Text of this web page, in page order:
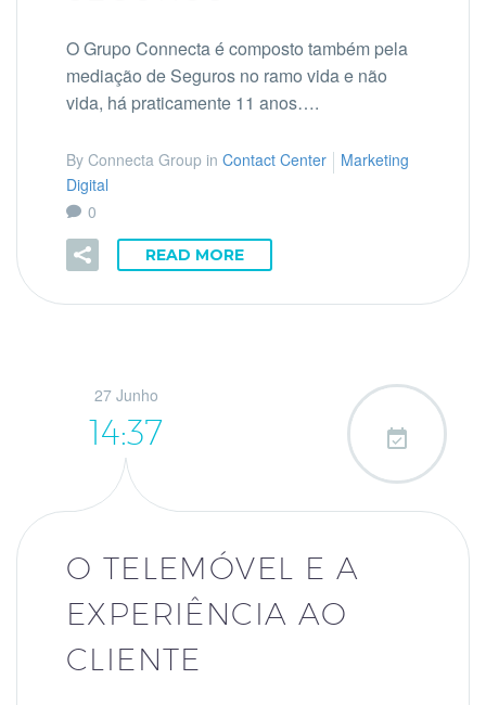
O Grupo Connecta é composto também pela
mediação de Seguros no ramo vida e não
vida, há praticamente 11 anos….
By Connecta Group in Contact Center
Marketing
Digital
0
READ MORE

27 Junho
14:37
O TELEMÓVEL E A
EXPERIÊNCIA AO
CLIENTE